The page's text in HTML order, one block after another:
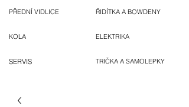
PŘEDNÍ VIDLICE
KOLA
SERVIS
ŘIDÍTKA A BOWDENY
ELEKTRIKA
TRIČKA A SAMOLEPKY